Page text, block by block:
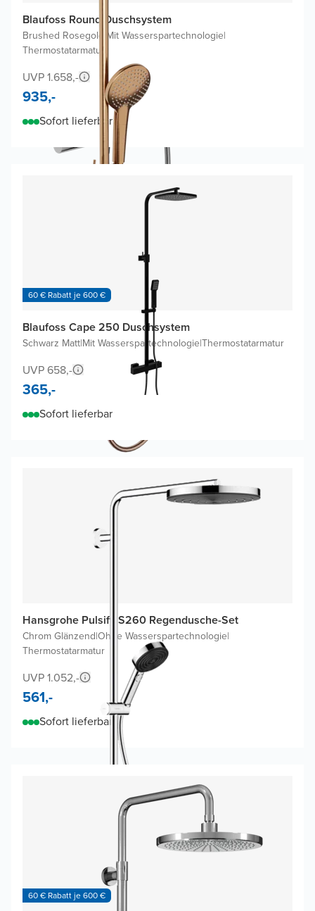
Blaufoss Round Duschsystem
Brushed Rosegold Mit Wasserspartechnologie|
Thermostatarmatur
UVP 1.658,-
935,-
Sofort lieferbar
60 € Rabatt je 600 €
Blaufoss Cape 250 Duschsystem
Schwarz Matt|Mit Wasserspartechnologie|Thermostatarmatur
UVP 658,-
365,-
Sofort lieferbar
Hansgrohe Pulsify S260 Regendusche-Set
Chrom Glänzend|Ohne Wasserspartechnologie|
Thermostatarmatur
UVP 1.052,-
561,-
Sofort lieferbar
60 € Rabatt je 600 €